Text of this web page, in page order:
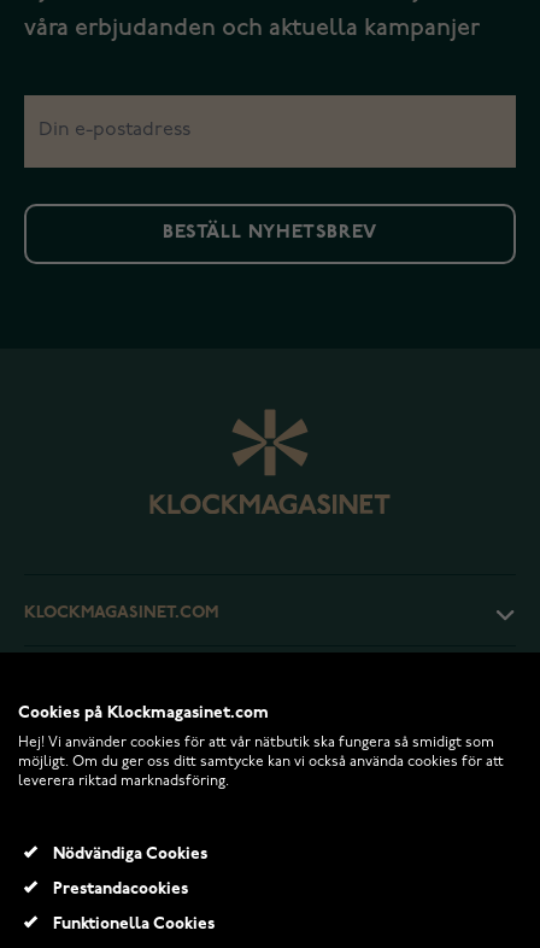
våra erbjudanden och aktuella kampanjer
BESTÄLL NYHETSBREV
KLOCKMAGASINET.COM
RETURER OCH VILLKOR
Cookies på Klockmagasinet.com
Hej! Vi använder cookies för att vår nätbutik ska fungera så smidigt som
möjligt. Om du ger oss ditt samtycke kan vi också använda cookies för att
leverera riktad marknadsföring.
Nödvändiga Cookies
Prestandacookies
Funktionella Cookies